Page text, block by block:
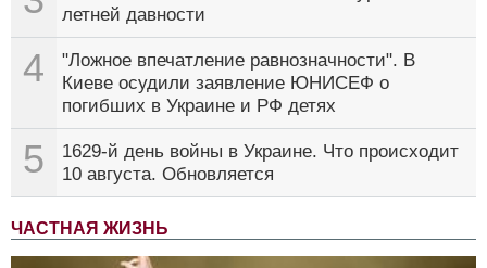
летней давности
4
"Ложное впечатление равнозначности". В
Киеве осудили заявление ЮНИСЕФ о
погибших в Украине и РФ детях
5
1629-й день войны в Украине. Что происходит
10 августа. Обновляется
ЧАСТНАЯ ЖИЗНЬ